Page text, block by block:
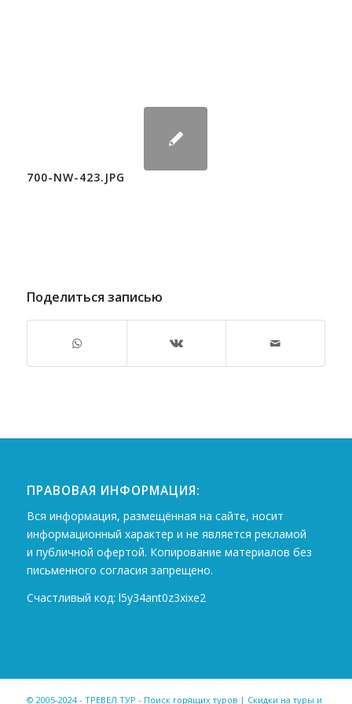
700-NW-423.JPG
Поделиться записью
ПРАВОВАЯ ИНФОРМАЦИЯ:
Вся информация, размещённая на сайте, носит
информационный характер и не является рекламой
и публичной офертой. Копирование материалов без
письменного согласия запрещено.
Счастливый код: l5y34ant0z3xixe2
© 2005-2024 - ТРЕВЕЛ ТУР - Поиск горящих туров | Скидки на туры и